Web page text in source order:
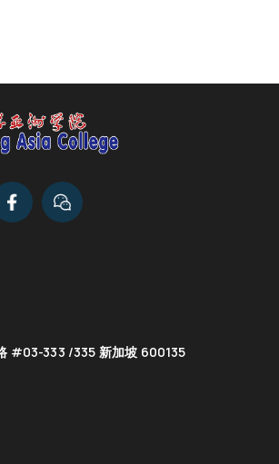
#03-333 /335 新加坡 600135